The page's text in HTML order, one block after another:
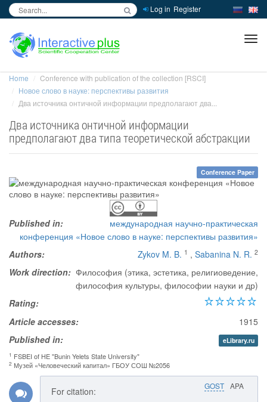
Log in Register
Home
Conference with publication of the collection [RSCI]
Новое слово в науке: перспективы развития
Два источника онтичной информации предполагают два...
Два источника онтичной информации
предполагают два типа теоретической абстракции
Conference Paper
Published in:
международная научно-практическая
конференция «Новое слово в науке: перспективы развития»
Authors:
Zykov M. B. 1 , Sabanina N. R. 2
Work direction: Философия (этика, эстетика, религиоведение,
философия культуры, философии науки и др)
Rating:
Article accesses:
1915
Published in:
eLibrary.ru
1 FSBEI of HE "Bunin Yelets State University"
2 Музей «Человеческий капитал» ГБОУ СОШ №2056
GOST APA
For citation: